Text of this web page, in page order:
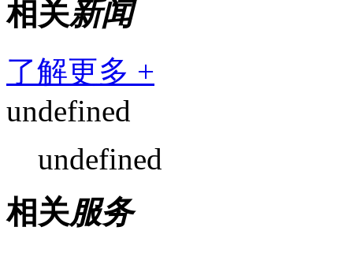
相关新闻
了解更多 +
undefined
undefined
相关服务